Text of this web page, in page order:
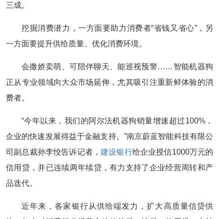
三成。
挖掘消费潜力，一方面要助力消费者“省钱又省心”，另
一方面要提升供给质量、优化消费环境。
会撒娇卖萌、可陪伴聊天、能巡视预警……智能机器狗
正从专业领域向大众市场延伸，尤其吸引注重新鲜体验的消
费者。
“今年以来，我们的阿尔法机器狗销量增速超过100%，
企业的快速发展得益于金融支持。”南京蔚蓝智能科技有限公
司副总裁孙李恔告诉记者， 建设银行给企业授信1000万元的
信用贷，并已连续两年续贷，有力支持了企业经营周转和产
品迭代。
近年来，各家银行从供给端发力，扩大高质量信贷供